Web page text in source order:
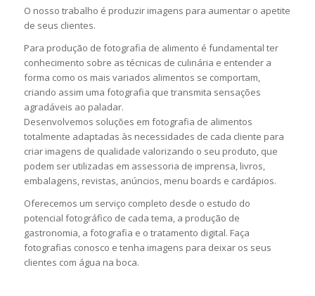
O nosso trabalho é produzir imagens para aumentar o apetite
de seus clientes.
Para produção de fotografia de alimento é fundamental ter
conhecimento sobre as técnicas de culinária e entender a
forma como os mais variados alimentos se comportam,
criando assim uma fotografia que transmita sensações
agradáveis ao paladar.
Desenvolvemos soluções em fotografia de alimentos
totalmente adaptadas às necessidades de cada cliente para
criar imagens de qualidade valorizando o seu produto, que
podem ser utilizadas em assessoria de imprensa, livros,
embalagens, revistas, anúncios, menu boards e cardápios.
Oferecemos um serviço completo desde o estudo do
potencial fotográfico de cada tema, a produção de
gastronomia, a fotografia e o tratamento digital. Faça
fotografias conosco e tenha imagens para deixar os seus
clientes com água na boca.